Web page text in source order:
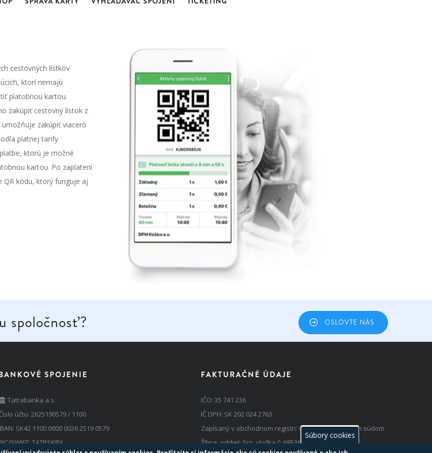
cestovných lístkov
ktorí nemajú
platobnou kartou.
zakúpiť cestovný lístok z
zakúpiť viacero
platnej tarify
ktorú je možné
kartou. Po zaplatení
QR kódu, ktorý funguje aj
spoločnosť? OSLOVTE NÁS
SPOJENIE
Tatrabanka a.s.
účtu: 2625190579 / 1100
SK42 1100 0000 0026 2519 0579
SWIFT: TATRSKBX
FAKTURAČNÉ ÚDAJE
IČO: 35 741 236
IČ DPH: SK 202 024 2763
Zapísaný v obchodnom registri: vedenom Okresným súdom
Žilina, oddiel: Sro, vložka č: 69536/L
Súbory cookies